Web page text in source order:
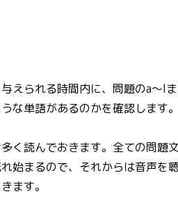
えられる時間内に、問題のa～l
な単語があるのかを確認します
く読んでおきます。全ての問題
始まるので、それからは音声を
ます。